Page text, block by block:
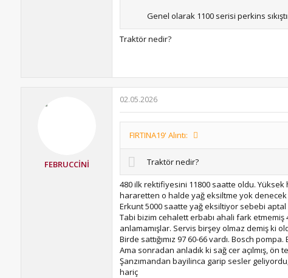
Genel olarak 1100 serisi perkins
Traktör nedir?
FEBRUCCİNİ
02.05.2026
FIRTINA19' Alıntı:
Traktör nedir?
480 ilk rektifiyesini 11800 saatte oldu. Yüksek
hararetten o halde yağ eksiltme yok denecek
Erkunt 5000 saatte yağ eksiltiyor sebebi
Tabi bizim cehalett erbabı ahali fark etmemiş
anlamamışlar. Servis birşey olmaz demiş ki
Birde sattığımız 97 60-66 vardı. Bosch
Ama sonradan anladık ki sağ cer açılmış, ön
Şanzımandan bayilinca garip sesler
hariç